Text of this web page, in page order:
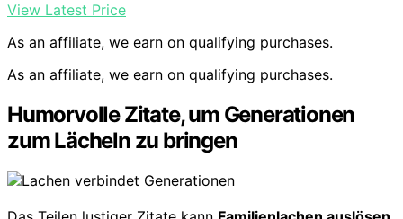
View Latest Price
As an affiliate, we earn on qualifying purchases.
As an affiliate, we earn on qualifying purchases.
Humorvolle Zitate, um Generationen
zum Lächeln zu bringen